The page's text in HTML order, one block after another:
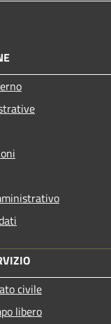
civile
libero